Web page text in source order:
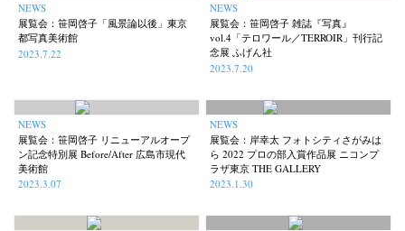
NEWS
展覧会：笹岡啓子「風景論以後」東京
都写真美術館
2023.7.22
NEWS
展覧会：笹岡啓子 雑誌『写真』
vol.4「テロワール／TERROIR」刊行記
念展 ふげん社
2023.7.20
NEWS
展覧会：笹岡啓子 リニューアルオープ
ン記念特別展 Before/After 広島市現代
美術館
2023.3.07
NEWS
展覧会：岸幸太 フォトシティさがみは
ら 2022 プロの部入賞作品展 ニコンプ
ラザ東京 THE GALLERY
2023.1.30